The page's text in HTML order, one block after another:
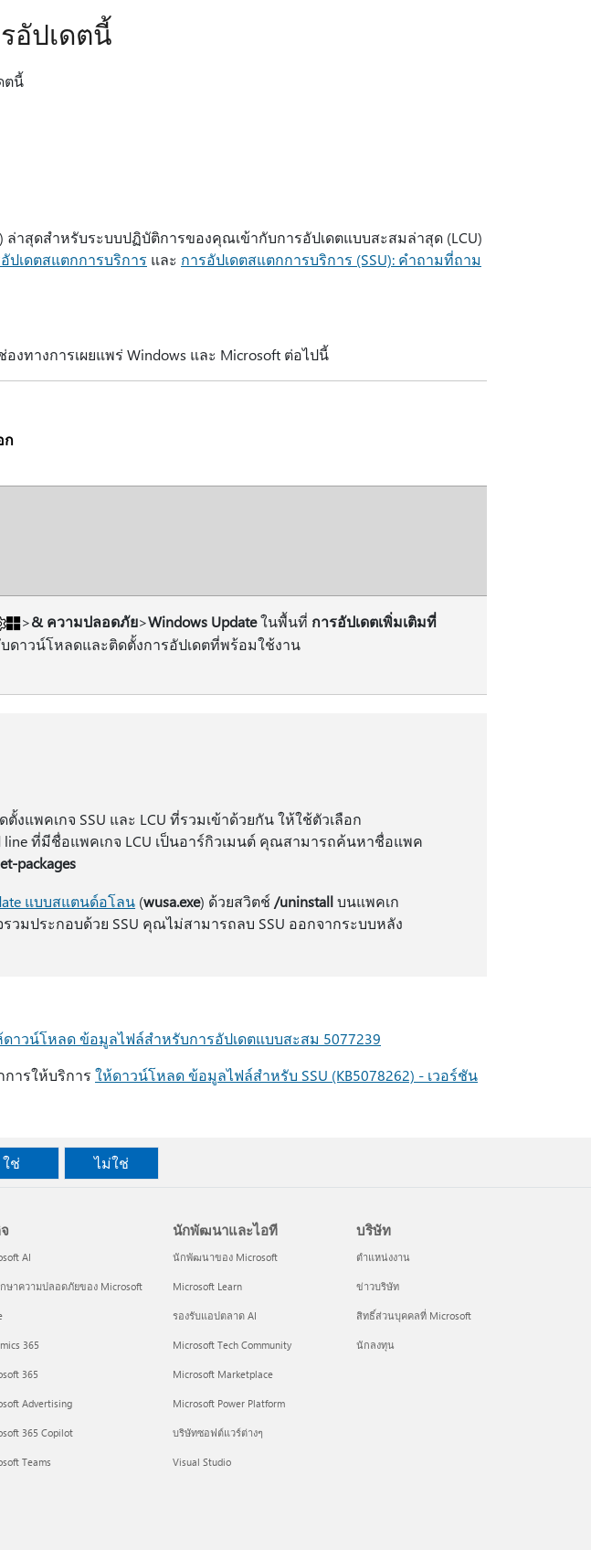
อัปเดตนี้
ตนี้
ล่าสุดสําหรับระบบปฏิบัติการของคุณเข้ากับการอัปเดตแบบสะสมล่าสุด (LCU)
ปเดตสแตกการบริการ และ การอัปเดตสแตกการบริการ (SSU): คำถามที่ถาม
งทางการเผยแพร่ Windows และ Microsoft ต่อไปนี้
ก
>& ความปลอดภัย>Windows Updateในพื้นที่ การอัปเดตเพิ่มเติมที่
าวน์โหลดและติดตั้งการอัปเดตที่พร้อมใช้งาน
งแพคเกจ SSU และ LCU ที่รวมเข้าด้วยกัน ให้ใช้ตัวเลือก
line ที่มีชื่อแพคเกจ LCU เป็นอาร์กิวเมนต์ คุณสามารถค้นหาชื่อแพค
packages
แบบสแตนด์อโลน (wusa.exe) ด้วยสวิตช์ /uninstallบนแพคเก
วมประกอบด้วย SSU คุณไม่สามารถลบ SSU ออกจากระบบหลัง
ดาวน์โหลด ข้อมูลไฟล์สําหรับการอัปเดตแบบสะสม 5077239
ารให้บริการ ให้ดาวน์โหลด ข้อมูลไฟล์สําหรับ SSU (KB5078262) - เวอร์ชัน
ใช่ ไม่ใช่
AI
ษาความปลอดภัยของ Microsoft
365
365
Advertising
365 Copilot
Teams
นักพัฒนาและไอที
นักพัฒนาของ Microsoft
Microsoft Learn
รองรับแอปตลาด AI
Microsoft Tech Community
Microsoft Marketplace
Microsoft Power Platform
บริษัทซอฟต์แวร์ต่างๆ
Visual Studio
บริษัท
ตำแหน่งงาน
ข่าวบริษัท
สิทธิ์ส่วนบุคคลที่ Microsoft
นักลงทุน